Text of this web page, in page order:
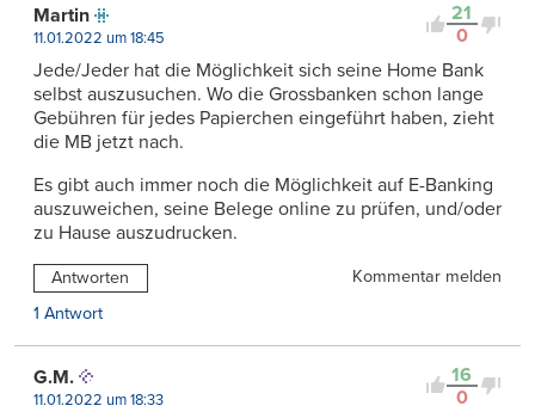
21
0
Martin
11.01.2022 um 18:45
Jede/Jeder hat die Möglichkeit sich seine Home Bank
selbst auszusuchen. Wo die Grossbanken schon lange
Gebühren für jedes Papierchen eingeführt haben, zieht
die MB jetzt nach.
Es gibt auch immer noch die Möglichkeit auf E-Banking
auszuweichen, seine Belege online zu prüfen, und/oder
zu Hause auszudrucken.
Antworten
Kommentar melden
1 Antwort
16
0
G.M.
11.01.2022 um 18:33